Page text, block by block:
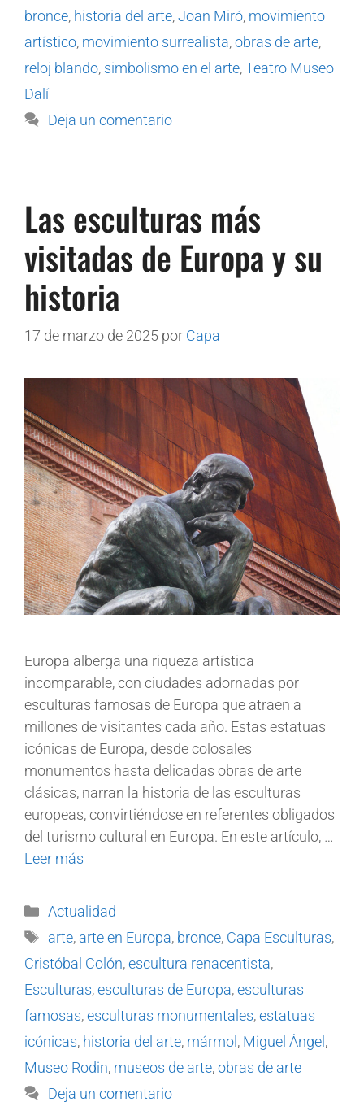
bronce, historia del arte,Joan Miró, movimiento
artístico, movimiento surrealista,obras de arte,
reloj blando, simbolismo en el arte,Teatro Museo
Dalí
Deja un comentario
Las esculturas más
visitadas de Europa y su
historia
17 de marzo de 2025 por Capa
Europa alberga una riqueza artística
incomparable, con ciudades adornadas por
esculturas famosas de Europa que atraen a
millones de visitantes cada año. Estas estatuas
icónicas de Europa, desde colosales
monumentos hasta delicadas obras de arte
clásicas, narran la historia de las esculturas
europeas, convirtiéndose en referentes obligados
del turismo cultural en Europa. En este artículo, …
Leer más
Actualidad
arte, arte en Europa, bronce, Capa Esculturas,
Cristóbal Colón,escultura renacentista,
Esculturas,esculturas de Europa,esculturas
famosas,esculturas monumentales,estatuas
icónicas, historia del arte, mármol , Miguel Ángel ,
Museo Rodin, museos de arte,obras de arte
Deja un comentario